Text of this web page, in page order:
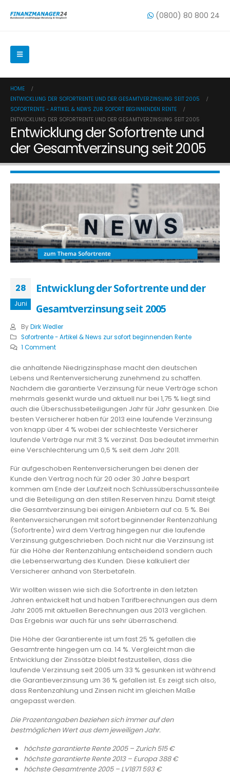
(0800) 80 800 24
HOME
ENTWICKLUNG DER SOFORTRENTE UND DER GESAMTVERZINSUNG SEIT 2005
SOFORTRENTE - ARTIKEL & NEWS ZUR SOFORT BEGINNENDEN RENTE
ENTWICKLUNG DER SOFORTRENTE UND DER GESAMTVERZINSUNG SEIT 2005
Entwicklung der Sofortrente und
der Gesamtverzinsung seit 2005
28
Juni
Entwicklung der Sofortrente und der
Gesamtverzinsung seit 2005
By Dirk Wedler
Sofortrente - Artikel & News zur sofort beginnenden Rente
1 Comment
die anhaltende Niedrigzinsphase macht den deutschen
Lebens und Rentenversicherung zunehmend zu schaffen.
Nachdem die garantierte Verzinsung für neue Verträge schon
mehrmals gesenkt wurde und aktuell nur bei 1,75 % liegt sind
auch die Überschussbeteiligungen Jahr für Jahr gesunken. Die
besten Versicherer haben für 2013 eine laufende Verzinsung
von knapp über 4 % wobei der schlechteste Versicherer
laufende Verträge nur mit 3 % verzinst. Das bedeutet immerhin
eine Verschlechterung um 0,5 % seit dem Jahr 2011.
Für aufgeschoben Rentenversicherungen bei denen der
Kunde den Vertrag noch für 20 oder 30 Jahre bespart
kommen am Ende der Laufzeit noch Schlussüberschussanteile
und die Beteiligung an den stillen Reserven hinzu. Damit steigt
die Gesamtverzinsung bei einigen Anbietern auf ca. 5 %. Bei
Rentenversicherungen mit sofort beginnender Rentenzahlung
(Sofortrente) wird dem Vertrag hingegen nur die laufende
Verzinsung gutgeschrieben. Doch nicht nur die Verzinsung ist
für die Höhe der Rentenzahlung entscheidend sondern auch
die Lebenserwartung des Kunden. Diese kalkuliert der
Versicherer anhand von Sterbetafeln.
Wir wollten wissen wie sich die Sofortrente in den letzten
Jahren entwickelt hat und haben Tarifberechnungen aus dem
Jahr 2005 mit aktuellen Berechnungen aus 2013 verglichen.
Das Ergebnis war auch für uns sehr überraschend.
Die Höhe der Garantierente ist um fast 25 % gefallen die
Gesamtrente hingegen um ca. 14 %. Vergleicht man die
Entwicklung der Zinssätze bleibt festzustellen, dass die
laufende Verzinsung seit 2005 um 33 % gesunken ist während
die Garantieverzinsung um 36 % gefallen ist. Es zeigt sich also,
dass Rentenzahlung und Zinsen nicht im gleichen Maße
angepasst werden.
Die Prozentangaben beziehen sich immer auf den
bestmöglichen Wert aus dem jeweiligen Jahr.
höchste garantierte Rente 2005 – Zurich 515 €
höchste garantierte Rente 2013 – Europa 388 €
höchste Gesamtrente 2005 – LV1871 593 €